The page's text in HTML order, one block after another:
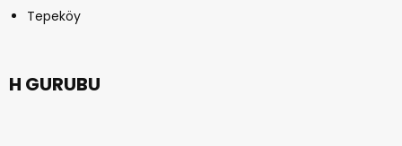
Tepeköy
H GURUBU